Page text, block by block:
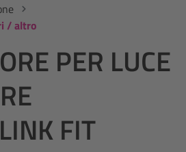
/ altro
PER LUCE
FIT